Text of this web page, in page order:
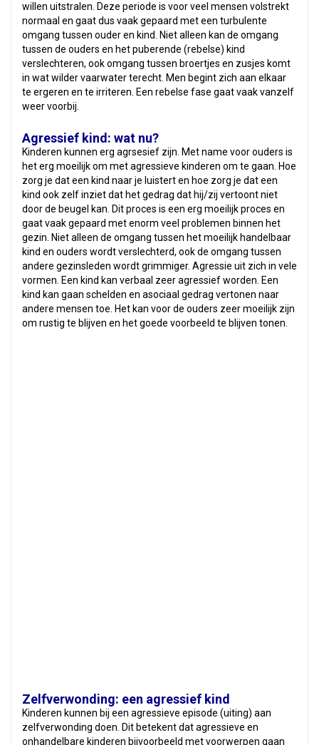
willen uitstralen. Deze periode is voor veel mensen volstrekt
normaal en gaat dus vaak gepaard met een turbulente
omgang tussen ouder en kind. Niet alleen kan de omgang
tussen de ouders en het puberende (rebelse) kind
verslechteren, ook omgang tussen broertjes en zusjes komt
in wat wilder vaarwater terecht. Men begint zich aan elkaar
te ergeren en te irriteren. Een rebelse fase gaat vaak vanzelf
weer voorbij.
Agressief kind: wat nu?
Kinderen kunnen erg agrsesief zijn. Met name voor ouders is
het erg moeilijk om met agressieve kinderen om te gaan. Hoe
zorg je dat een kind naar je luistert en hoe zorg je dat een
kind ook zelf inziet dat het gedrag dat hij/zij vertoont niet
door de beugel kan. Dit proces is een erg moeilijk proces en
gaat vaak gepaard met enorm veel problemen binnen het
gezin. Niet alleen de omgang tussen het moeilijk handelbaar
kind en ouders wordt verslechterd, ook de omgang tussen
andere gezinsleden wordt grimmiger. Agressie uit zich in vele
vormen. Een kind kan verbaal zeer agressief worden. Een
kind kan gaan schelden en asociaal gedrag vertonen naar
andere mensen toe. Het kan voor de ouders zeer moeilijk zijn
om rustig te blijven en het goede voorbeeld te blijven tonen.
Zelfverwonding: een agressief kind
Kinderen kunnen bij een agressieve episode (uiting) aan
zelfverwonding doen. Dit betekent dat agressieve en
onhandelbare kinderen bijvoorbeeld met voorwerpen gaan